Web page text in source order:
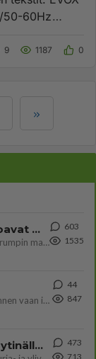
50-60Hz
9 1187 0
Jos SDP ei voita reilusti, persut kumoavat demokratian Suomesta
Näin tekisi ainakin Rydman seuratessaan idolinsa Trumpin mallia https://www.is.fi/politiikka/art-2000012187244.html
603
1535
Olen säälittävä, mitä tulee sinun kohtaamiseen. Tunnen vaan itseni todella epävarmaksi sun kanssa. Jos minun olisi pitän
44
847
Perussuomalaisten kannatus nousi rytinällä Ylen tänään julkaisemassa tuoreimmassa gallup-kyselyssä.
473
713